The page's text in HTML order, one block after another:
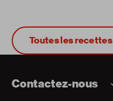
Toutes les recettes
Contactez-nous